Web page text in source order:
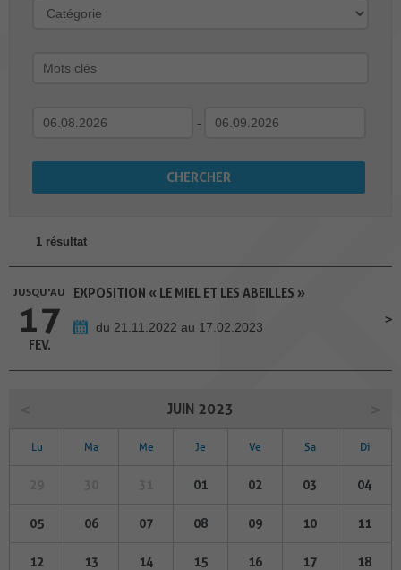
-
1 résultat
JUSQU'AU
17
FEV.
EXPOSITION « LE MIEL ET LES ABEILLES »
du 21.11.2022 au 17.02.2023
JUIN 2023
Lu Ma Me Je Ve Sa Di
01 02 03 04
05 06 07 08 09 10 11
12 13 14 15 16 17 18